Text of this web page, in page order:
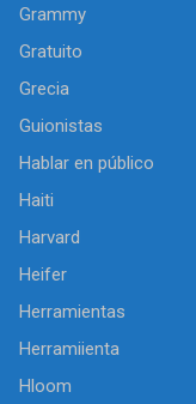
Grammy
Gratuito
Grecia
Guionistas
Hablar en público
Haiti
Harvard
Heifer
Herramientas
Herramiienta
Hloom